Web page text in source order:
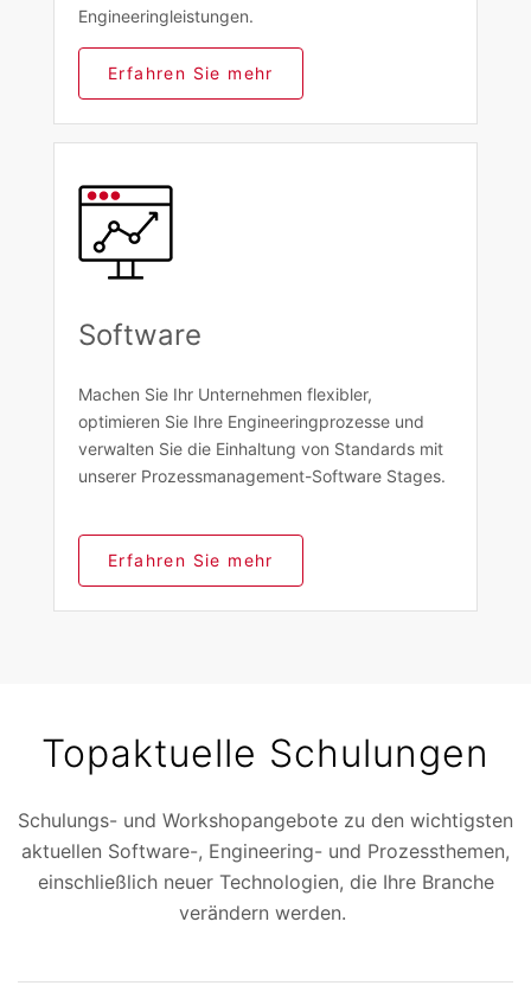
Engineeringleistungen.
Erfahren Sie mehr
Software
Machen Sie Ihr Unternehmen flexibler,
optimieren Sie Ihre Engineeringprozesse und
verwalten Sie die Einhaltung von Standards mit
unserer Prozessmanagement-Software Stages.
Erfahren Sie mehr
Topaktuelle Schulungen
Schulungs- und Workshopangebote zu den wichtigsten
aktuellen Software-, Engineering- und Prozessthemen,
einschließlich neuer Technologien, die Ihre Branche
verändern werden.